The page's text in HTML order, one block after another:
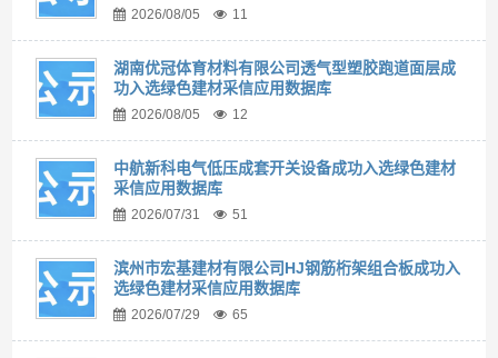
2026/08/05 11
湖南优冠体育材料有限公司透气型塑胶跑道面层成
功入选绿色建材采信应用数据库
2026/08/05 12
中航新科电气低压成套开关设备成功入选绿色建材
采信应用数据库
2026/07/31 51
滨州市宏基建材有限公司HJ钢筋桁架组合板成功入
选绿色建材采信应用数据库
2026/07/29 65